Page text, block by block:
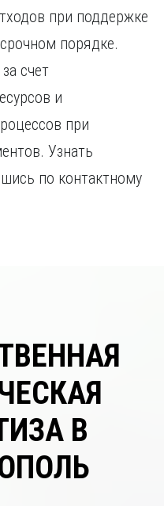
при поддержке
порядке.
счет
и
при
Узнать
по контактному
В